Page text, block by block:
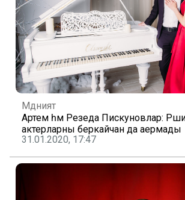
Мәдәният
Артем һәм Резеда Пискуновлар:
актерларны беркайчан да аермады
31.01.2020, 17:47